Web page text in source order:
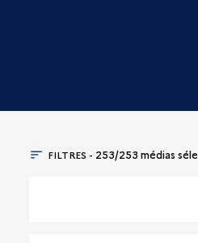
FILTRES - 253/253 médias